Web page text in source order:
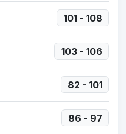
101 - 108
103 - 106
82 - 101
86 - 97